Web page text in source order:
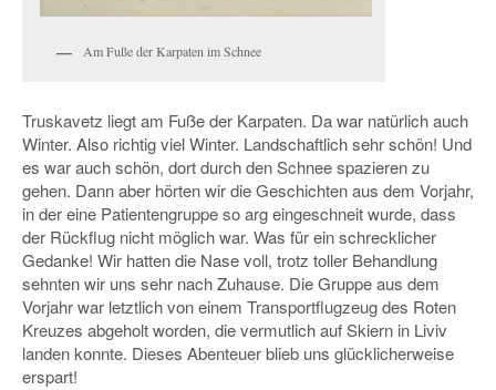
Am Fuße der Karpaten im Schnee
Truskavetz liegt am Fuße der Karpaten. Da war natürlich auch
Winter. Also richtig viel Winter. Landschaftlich sehr schön! Und
es war auch schön, dort durch den Schnee spazieren zu
gehen. Dann aber hörten wir die Geschichten aus dem Vorjahr,
in der eine Patientengruppe so arg eingeschneit wurde, dass
der Rückflug nicht möglich war. Was für ein schrecklicher
Gedanke! Wir hatten die Nase voll, trotz toller Behandlung
sehnten wir uns sehr nach Zuhause. Die Gruppe aus dem
Vorjahr war letztlich von einem Transportflugzeug des Roten
Kreuzes abgeholt worden, die vermutlich auf Skiern in Liviv
landen konnte. Dieses Abenteuer blieb uns glücklicherweise
erspart!